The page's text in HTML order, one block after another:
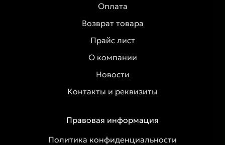
Оплата
Возврат товара
Прайс лист
О компании
Новости
Контакты и реквизиты
Правовая информация
Политика конфиденциальности